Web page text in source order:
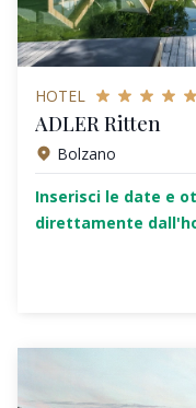
HOTEL
ADLER Ritten
Bolzano
Inserisci le date e
direttamente